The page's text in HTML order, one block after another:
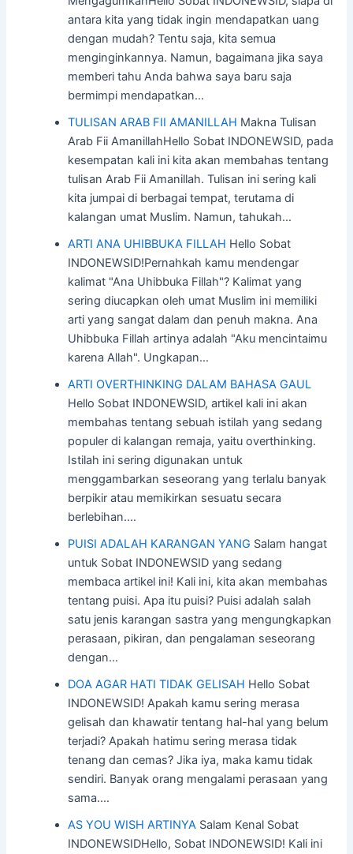
antara kita yang tidak ingin mendapatkan uang
dengan mudah? Tentu saja, kita semua
menginginkannya. Namun, bagaimana jika saya
memberi tahu Anda bahwa saya baru saja
bermimpi mendapatkan…
TULISAN ARAB FII AMANILLAH Makna Tulisan
Arab Fii AmanillahHello Sobat INDONEWSID, pada
kesempatan kali ini kita akan membahas tentang
tulisan Arab Fii Amanillah. Tulisan ini sering kali
kita jumpai di berbagai tempat, terutama di
kalangan umat Muslim. Namun, tahukah…
ARTI ANA UHIBBUKA FILLAH Hello Sobat
INDONEWSID!Pernahkah kamu mendengar
kalimat "Ana Uhibbuka Fillah"? Kalimat yang
sering diucapkan oleh umat Muslim ini memiliki
arti yang sangat dalam dan penuh makna. Ana
Uhibbuka Fillah artinya adalah "Aku mencintaimu
karena Allah". Ungkapan…
ARTI OVERTHINKING DALAM BAHASA GAUL
Hello Sobat INDONEWSID, artikel kali ini akan
membahas tentang sebuah istilah yang sedang
populer di kalangan remaja, yaitu overthinking.
Istilah ini sering digunakan untuk
menggambarkan seseorang yang terlalu banyak
berpikir atau memikirkan sesuatu secara
berlebihan.…
PUISI ADALAH KARANGAN YANG Salam hangat
untuk Sobat INDONEWSID yang sedang
membaca artikel ini! Kali ini, kita akan membahas
tentang puisi. Apa itu puisi? Puisi adalah salah
satu jenis karangan sastra yang mengungkapkan
perasaan, pikiran, dan pengalaman seseorang
dengan…
DOA AGAR HATI TIDAK GELISAH Hello Sobat
INDONEWSID! Apakah kamu sering merasa
gelisah dan khawatir tentang hal-hal yang belum
terjadi? Apakah hatimu sering merasa tidak
tenang dan cemas? Jika iya, maka kamu tidak
sendiri. Banyak orang mengalami perasaan yang
sama.…
AS YOU WISH ARTINYA Salam Kenal Sobat
INDONEWSIDHello, Sobat INDONEWSID! Kali ini